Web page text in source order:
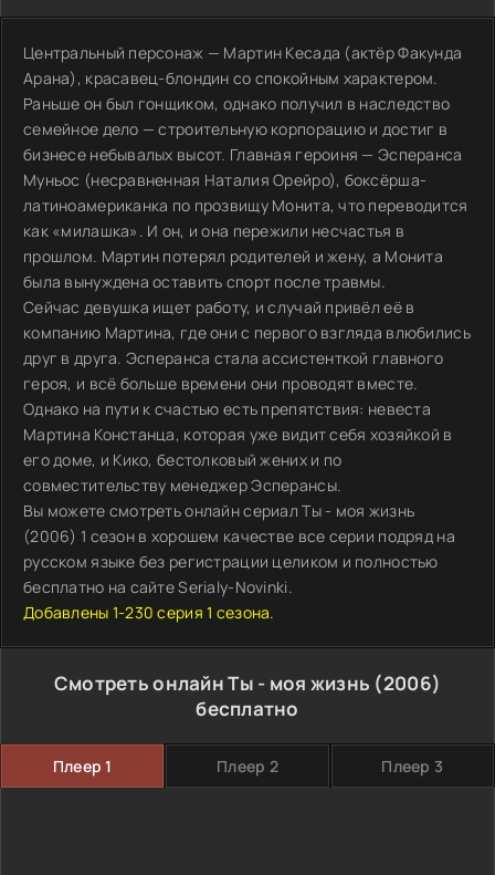
Центральный персонаж — Мартин Кесада (актёр Факунда
Арана), красавец-блондин со спокойным характером.
Раньше он был гонщиком, однако получил в наследство
семейное дело — строительную корпорацию и достиг в
бизнесе небывалых высот. Главная героиня — Эсперанса
Муньос (несравненная Наталия Орейро), боксёрша-
латиноамериканка по прозвищу Монита, что переводится
как «милашка». И он, и она пережили несчастья в
прошлом. Мартин потерял родителей и жену, а Монита
была вынуждена оставить спорт после травмы.
Сейчас девушка ищет работу, и случай привёл её в
компанию Мартина, где они с первого взгляда влюбились
друг в друга. Эсперанса стала ассистенткой главного
героя, и всё больше времени они проводят вместе.
Однако на пути к счастью есть препятствия: невеста
Мартина Констанца, которая уже видит себя хозяйкой в
его доме, и Кико, бестолковый жених и по
совместительству менеджер Эсперансы.
Вы можете смотреть онлайн сериал Ты - моя жизнь
(2006) 1 сезон в хорошем качестве все серии подряд на
русском языке без регистрации целиком и полностью
бесплатно на сайте Serialy-Novinki.
Добавлены 1-230 серия 1 сезона.
Смотреть онлайн Ты - моя жизнь (2006)
бесплатно
Плеер 1 Плеер 2 Плеер 3